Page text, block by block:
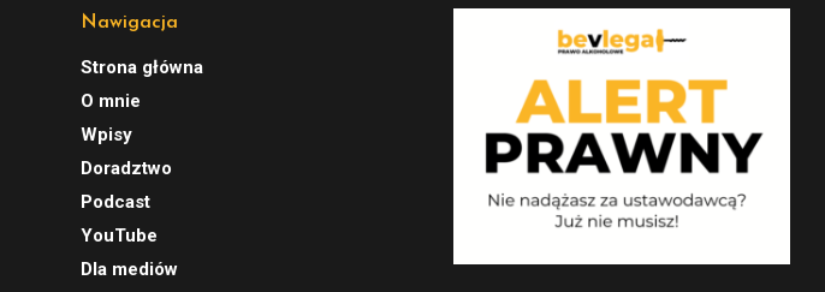
Nawigacja
Strona główna
O mnie
Wpisy
Doradztwo
Podcast
YouTube
Dla mediów